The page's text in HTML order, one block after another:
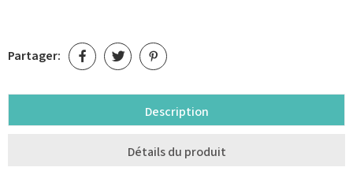
Partager:
Description
Détails du produit